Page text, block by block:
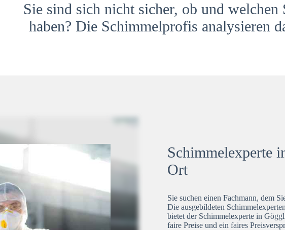
Sie sind sich nicht sicher, ob und
haben? Die Schimmelprofis analysieren
Schimmelexperte
Ort
Sie suchen einen Fachmann, dem
Die ausgebildeten
bietet der Schimmelexperte in
faire Preise und ein faires